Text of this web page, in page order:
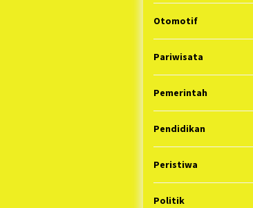
Otomotif
Pariwisata
Pemerintah
Pendidikan
Peristiwa
Politik